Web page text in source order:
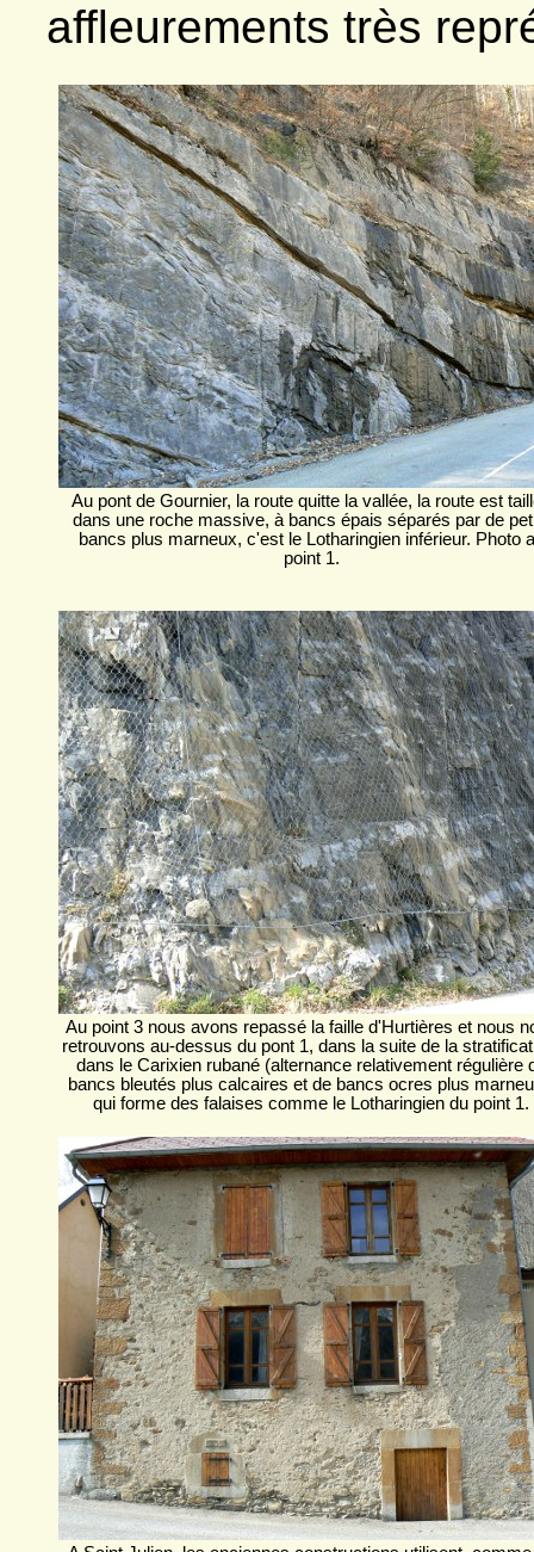
affleurements très
Au pont de Gournier, la route quitte la vallée, la route est
dans une roche massive, à bancs épais séparés par de
bancs plus marneux, c'est le Lotharingien inférieur. Photo
point 1.
Au point 3 nous avons repassé la faille d'Hurtières et nous
retrouvons au-dessus du pont 1, dans la suite de la
dans le Carixien rubané (alternance relativement régulière
bancs bleutés plus calcaires et de bancs ocres plus
qui forme des falaises comme le Lotharingien du point 1.